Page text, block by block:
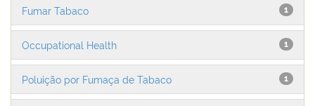
1
Fumar Tabaco
1
Occupational Health
1
Poluição por Fumaça de Tabaco